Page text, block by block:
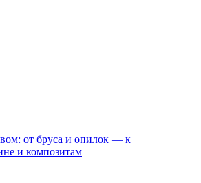
от бруса и опилок — к
и композитам